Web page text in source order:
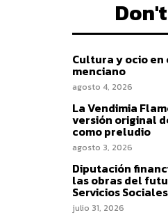
Cultura y ocio
menciano
agosto 4, 2026
La Vendimia
versión original
como preludio
agosto 3, 2026
Diputación
las obras del
Servicios
julio 31, 2026